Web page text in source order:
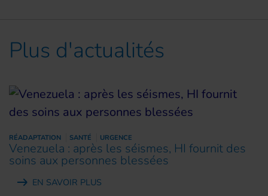
Plus d'actualités
RÉADAPTATION SANTÉ URGENCE
Venezuela : après les séismes, HI fournit des
soins aux personnes blessées
EN SAVOIR PLUS